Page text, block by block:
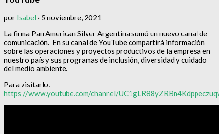
por Isabel · 5 noviembre, 2021
La firma Pan American Silver Argentina sumó un nuevo canal de
comunicación. En su canal de YouTube compartirá información
sobre las operaciones y proyectos productivos de la empresa en
nuestro país y sus programas de inclusión, diversidad y cuidado
del medio ambiente.
Para visitarlo:
https://www.youtube.com/channel/